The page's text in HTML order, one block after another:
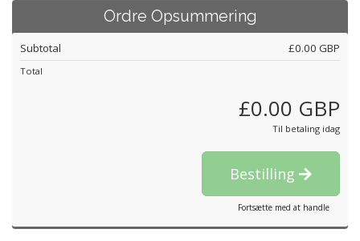
Ordre Opsummering
Subtotal £0.00 GBP
Total
£0.00 GBP
Til betaling idag
Bestilling
Fortsætte med at handle